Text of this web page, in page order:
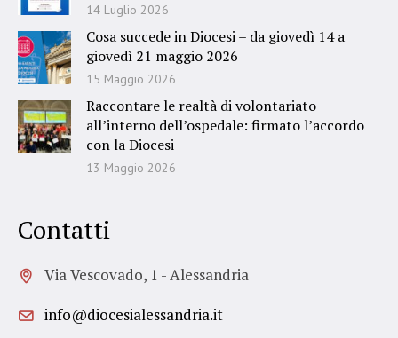
14 Luglio 2026
Cosa succede in Diocesi – da giovedì 14 a
giovedì 21 maggio 2026
15 Maggio 2026
Raccontare le realtà di volontariato
all’interno dell’ospedale: firmato l’accordo
con la Diocesi
13 Maggio 2026
Contatti
Via Vescovado, 1 - Alessandria
info@diocesialessandria.it